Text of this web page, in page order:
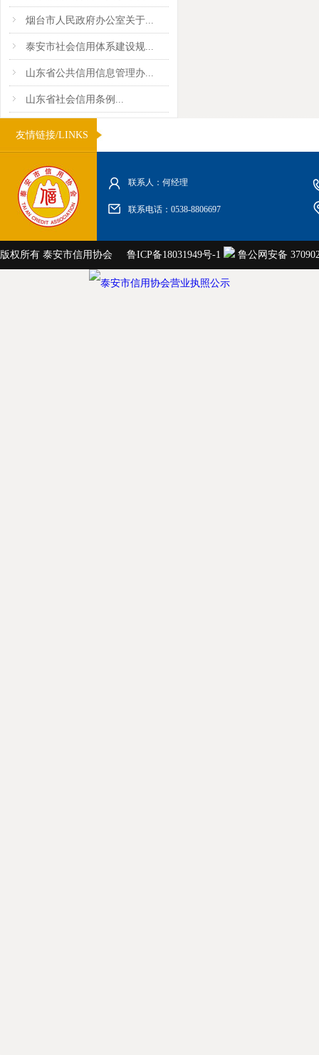
烟台市人民政府办公室关于...
泰安市社会信用体系建设规...
山东省公共信用信息管理办...
山东省社会信用条例...
友情链接/LINKS
联系人：何经理
联系电话：0538-8806697
版权所有 泰安市信用协会 鲁ICP备18031949号-1 鲁公网安备